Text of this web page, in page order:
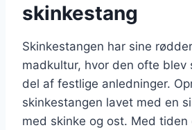
skinkestang
Skinkestangen har sine
madkultur, hvor den ofte blev
del af festlige anledninger.
skinkestangen lavet med en
med skinke og ost. Med tiden